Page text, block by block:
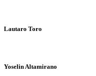
Lautaro Toro
Yoselin Altamirano